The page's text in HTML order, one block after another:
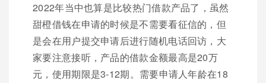
2022年当中也算是比较热门借款产品了，虽然
甜橙借钱在申请的时候是不需要看征信的，但
是会在用户提交申请后进行随机电话回访，大
家要注意接听，产品的借款金额最高是20万
元，使用期限是3-12期。需要申请人年龄在18